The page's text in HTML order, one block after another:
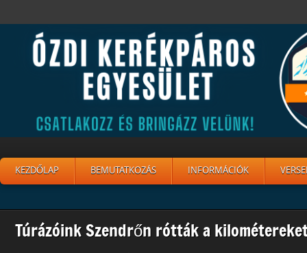
KEZDŐLAP BEMUTATKOZÁS INFORMÁCIÓK
Túrázóink Szendrőn rótták a